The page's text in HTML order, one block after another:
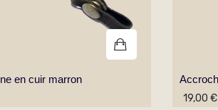
en cuir marron
19,00 €